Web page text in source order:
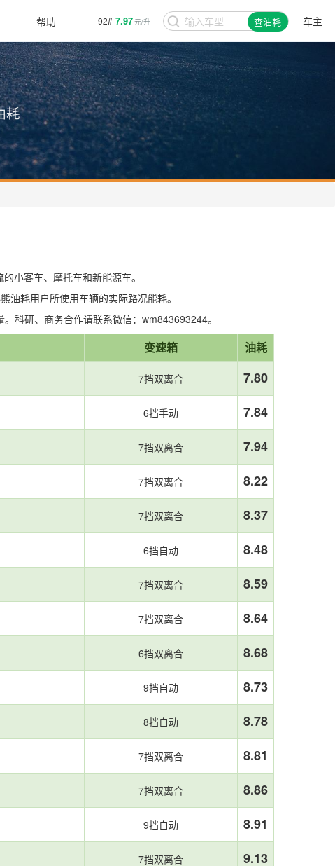
92# 7.97元/升 查油耗 车主
帮助
耗
小客车、摩托车和新能源车。
耗用户所使用车辆的实际路况能耗。
科研、商务合作请联系微信：wm843693244。
变速箱 油耗
7挡双离合 7.80
6挡手动 7.84
7挡双离合 7.94
7挡双离合 8.22
7挡双离合 8.37
6挡自动 8.48
7挡双离合 8.59
7挡双离合 8.64
6挡双离合 8.68
9挡自动 8.73
8挡自动 8.78
7挡双离合 8.81
7挡双离合 8.86
9挡自动 8.91
7挡双离合 9.13